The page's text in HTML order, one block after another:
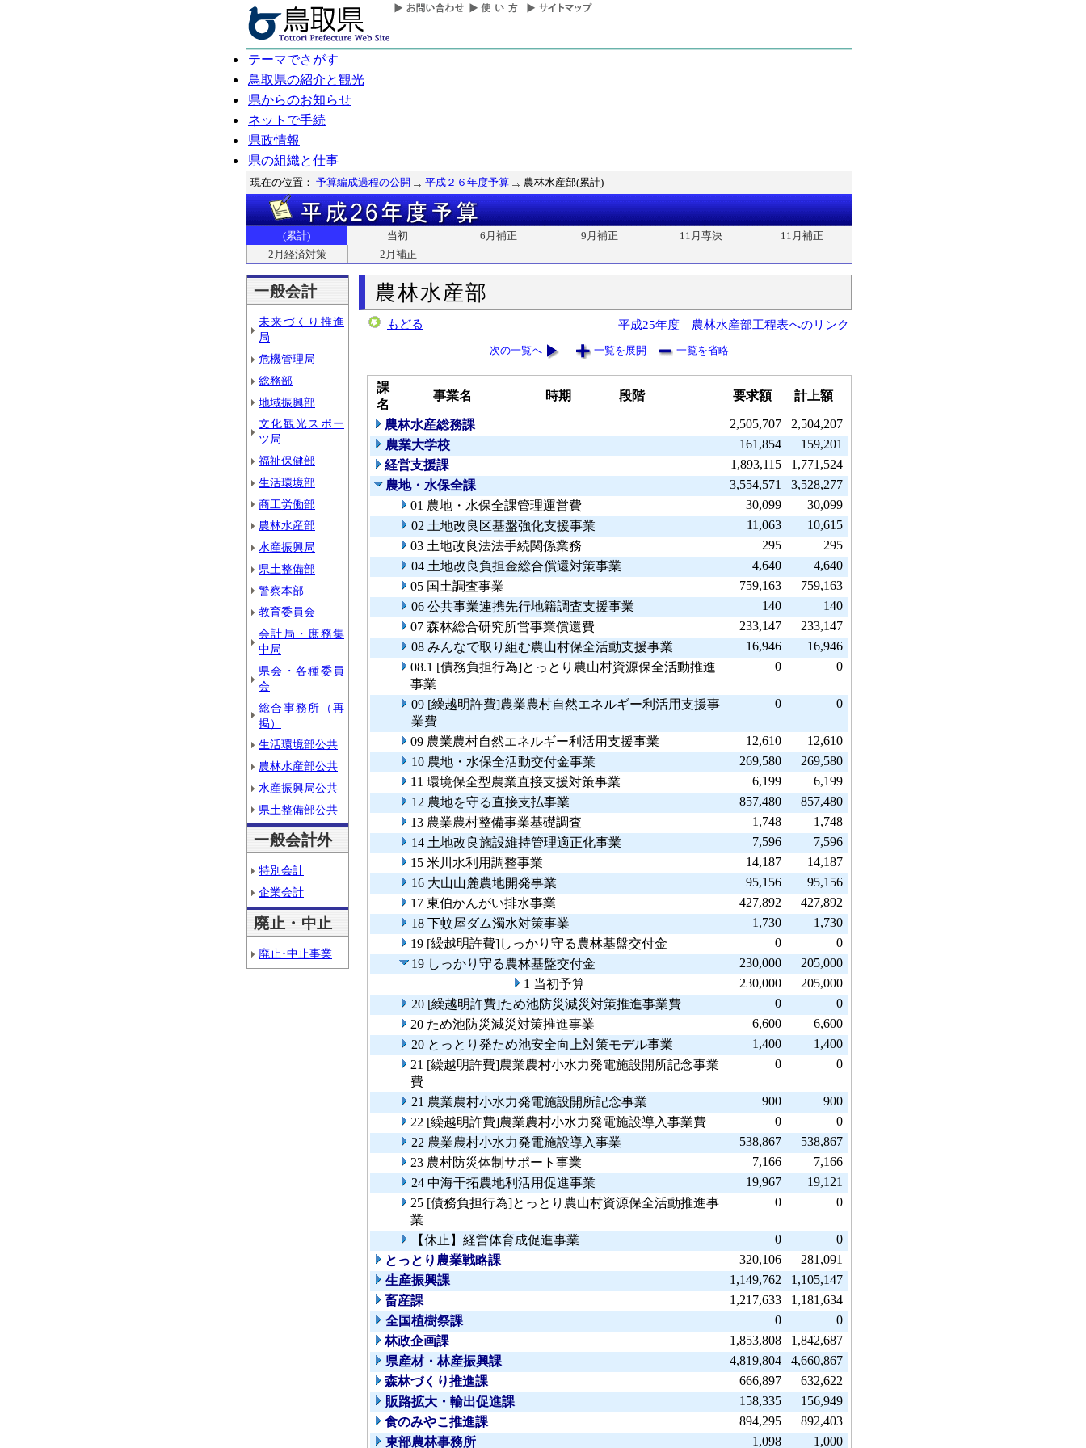
テーマでさがす
鳥取県の紹介と観光
県からのお知らせ
ネットで手続
県政情報
県の組織と仕事
現在の位置： 予算編成過程の公開 平成２６年度予算 農林水産部(累計)
(累計) 当初 6月補正 9月補正 11月専決
11月補正
2月経済対策
2月補正
一般会計
未来づくり推進
局
危機管理局
総務部
地域振興部
文化観光スポー
ツ局
福祉保健部
生活環境部
商工労働部
農林水産部
水産振興局
県土整備部
警察本部
教育委員会
会計局・庶務集
中局
県会・各種委員
会
総合事務所（再
掲）
生活環境部公共
農林水産部公共
水産振興局公共
県土整備部公共
一般会計外
特別会計
企業会計
廃止・中止
廃止･中止事業
農林水産部
もどる 平成25年度 農林水産部工程表へのリンク
次の一覧へ 一覧を展開 一覧を省略
課
名
事業名 時期 段階 要求額 計上額
農林水産総務課 2,505,707
2,504,207
農業大学校
161,854
159,201
経営支援課
1,893,115
1,771,524
農地・水保全課
3,554,571
3,528,277
01 農地・水保全課管理運営費
30,099
30,099
02 土地改良区基盤強化支援事業
11,063
10,615
03 土地改良法法手続関係業務
295
295
04 土地改良負担金総合償還対策事業
4,640
4,640
05 国土調査事業
759,163
759,163
06 公共事業連携先行地籍調査支援事業
140
140
07 森林総合研究所営事業償還費
233,147
233,147
08 みんなで取り組む農山村保全活動支援事業
16,946
16,946
08.1 [債務負担行為]とっとり農山村資源保全活動推進
事業
0 0
09 [繰越明許費]農業農村自然エネルギー利活用支援事
業費
0 0
09 農業農村自然エネルギー利活用支援事業 12,610
12,610
10 農地・水保全活動交付金事業
269,580
269,580
11 環境保全型農業直接支援対策事業
6,199
6,199
12 農地を守る直接支払事業
857,480
857,480
13 農業農村整備事業基礎調査
1,748
1,748
14 土地改良施設維持管理適正化事業
7,596
7,596
15 米川水利用調整事業
14,187
14,187
16 大山山麓農地開発事業
95,156
95,156
17 東伯かんがい排水事業
427,892
427,892
18 下蚊屋ダム濁水対策事業
1,730
1,730
19 [繰越明許費]しっかり守る農林基盤交付金
0
0
19 しっかり守る農林基盤交付金
230,000
205,000
1 当初予算
230,000
205,000
20 [繰越明許費]ため池防災減災対策推進事業費
0
0
20 ため池防災減災対策推進事業
6,600
6,600
20 とっとり発ため池安全向上対策モデル事業
1,400
1,400
21 [繰越明許費]農業農村小水力発電施設開所記念事業
費
0 0
21 農業農村小水力発電施設開所記念事業 900
900
22 [繰越明許費]農業農村小水力発電施設導入事業費
0
0
22 農業農村小水力発電施設導入事業
538,867
538,867
23 農村防災体制サポート事業
7,166
7,166
24 中海干拓農地利活用促進事業
19,967
19,121
25 [債務負担行為]とっとり農山村資源保全活動推進事
業
0 0
【休止】経営体育成促進事業 0
0
とっとり農業戦略課
320,106
281,091
生産振興課
1,149,762
1,105,147
畜産課
1,217,633
1,181,634
全国植樹祭課
0
0
林政企画課
1,853,808
1,842,687
県産材・林産振興課
4,819,804
4,660,867
森林づくり推進課
666,897
632,622
販路拡大・輸出促進課
158,335
156,949
食のみやこ推進課
894,295
892,403
東部農林事務所
1,098 1,000